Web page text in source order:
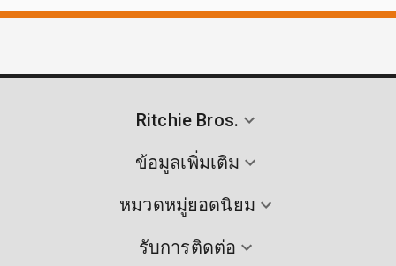
Ritchie Bros.
ข้อมูลเพิ่มเติม
หมวดหมู่ยอดนิยม
รับการติดต่อ